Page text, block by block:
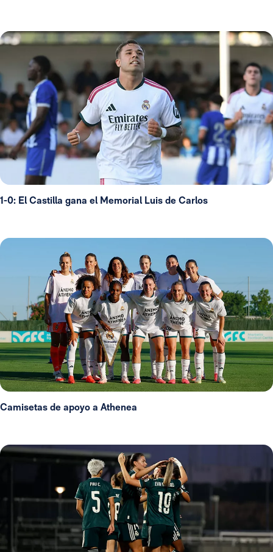
1-0: El Castilla gana el Memorial Luis de Carlos
Camisetas de apoyo a Athenea